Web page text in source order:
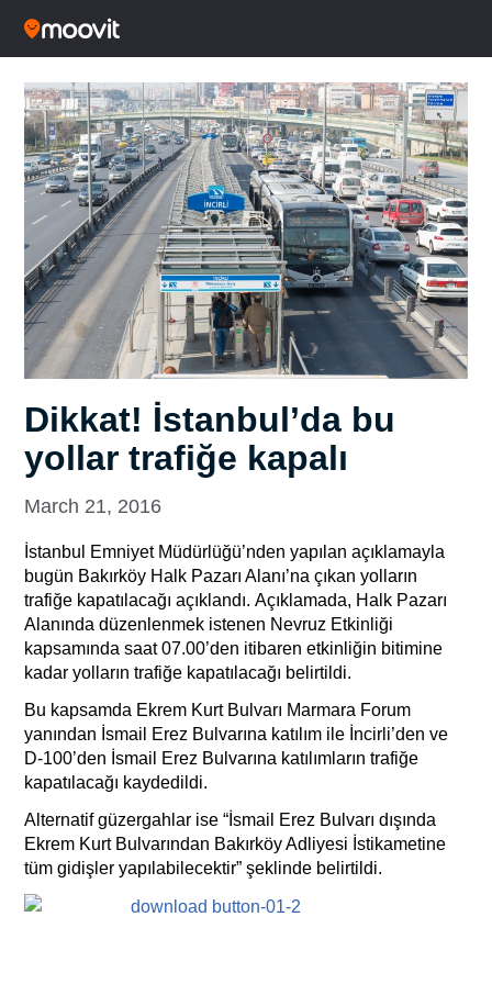
Dikkat! İstanbul’da bu
yollar trafiğe kapalı
March 21, 2016
İstanbul Emniyet Müdürlüğü’nden yapılan açıklamayla
bugün Bakırköy Halk Pazarı Alanı’na çıkan yolların
trafiğe kapatılacağı açıklandı. Açıklamada, Halk Pazarı
Alanında düzenlenmek istenen Nevruz Etkinliği
kapsamında saat 07.00’den itibaren etkinliğin bitimine
kadar yolların trafiğe kapatılacağı belirtildi.
Bu kapsamda Ekrem Kurt Bulvarı Marmara Forum
yanından İsmail Erez Bulvarına katılım ile İncirli’den ve
D-100’den İsmail Erez Bulvarına katılımların trafiğe
kapatılacağı kaydedildi.
Alternatif güzergahlar ise “İsmail Erez Bulvarı dışında
Ekrem Kurt Bulvarından Bakırköy Adliyesi İstikametine
tüm gidişler yapılabilecektir” şeklinde belirtildi.